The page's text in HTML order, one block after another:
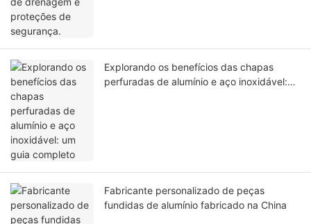
Explorando os benefícios das chapas
perfuradas de alumínio e aço inoxidável:
Fabricante personalizado de peças
fundidas de alumínio fabricado na China